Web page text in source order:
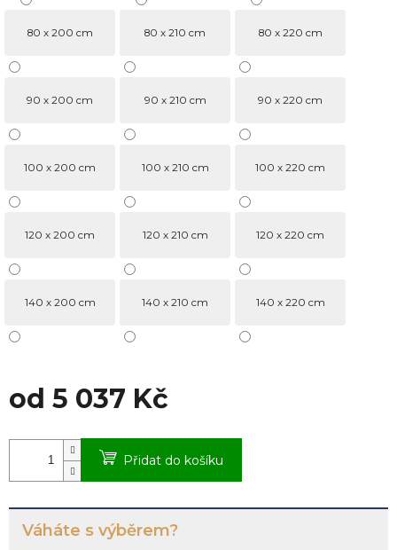
od 5 037 Kč
80 x 200 cm 80 x 210 cm 80 x 220 cm
90 x 200 cm 90 x 210 cm 90 x 220 cm
100 x 200 cm 100 x 210 cm 100 x 220 cm
120 x 200 cm 120 x 210 cm 120 x 220 cm
140 x 200 cm 140 x 210 cm 140 x 220 cm
Přidat do košíku
Váháte s výběrem?